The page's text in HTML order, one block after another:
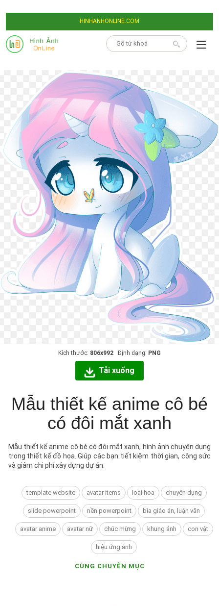
Tải xuống
Mẫu thiết kế anime cô bé
có đôi mắt xanh
Mẫu thiết kế anime cô bé có đôi mắt xanh, hình ảnh chuyên dụng
trong thiết kế đồ họa. Giúp các bạn tiết kiệm thời gian, công sức
và giảm chi phí xây dựng dự án.
template website avatar items loài hoa chuyên dụng
slide powerpoint nền powerpoint bìa giáo án, luận văn
avatar anime avatar nữ chúc mừng khung ảnh con vật
hiệu ứng ảnh
CÙNG CHUYÊN MỤC